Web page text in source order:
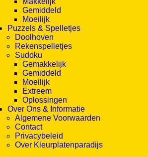
Gemiddeld
Moeilijk
Puzzels & Spelletjes
Doolhoven
Rekenspelletjes
Sudoku
Gemakkelijk
Gemiddeld
Moeilijk
Extreem
Oplossingen
Over Ons & Informatie
Algemene Voorwaarden
Contact
Privacybeleid
Over Kleurplatenparadijs